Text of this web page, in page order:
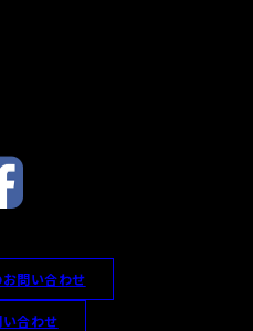
問い合わせ
合わせ